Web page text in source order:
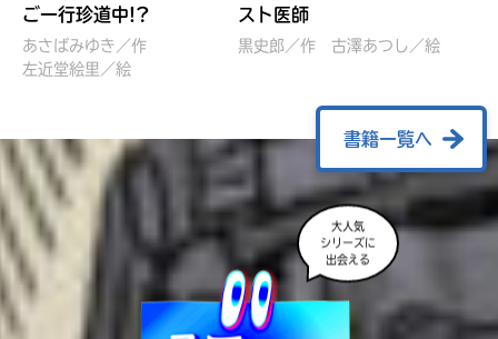
ぼくたちのマインクラフト
冒険記 エンチャント剣
VS暴走モブ
営委員会／協力
レッツゴー！まいぜんシス
ターズ とつぜん、王様に
佐久間さのすけ／絵
ご一行珍道中!?
あさばみゆき／作
左近堂絵里／絵
スト医師
黒史郎／作 古澤あつし／絵
書籍一覧へ
大人気
シリーズに
出会える